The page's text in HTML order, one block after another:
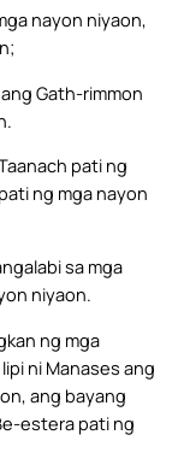
nayon niyaon,
Gath-rimmon
pati ng
ng mga nayon
sa mga
niyaon.
ng mga
ni Manases ang
ang bayang
estera pati ng